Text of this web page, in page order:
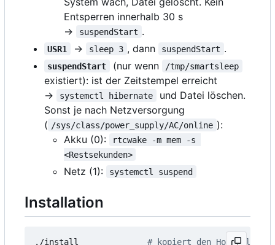
Entsperren innerhalb 30 s
→
suspendStart .
USR1 → sleep 3 , dann suspendStart .
suspendStart (nur wenn /tmp/smartsleep
existiert): ist der Zeitstempel erreicht
→
systemctl hibernate
und Datei löschen.
Sonst je nach Netzversorgung
( /sys/class/power_supply/AC/online ):
Akku (0):
rtcwake -m mem -s
<Restsekunden>
Netz (1): systemctl suspend
Installation
./install # kopiert den Hook, legt